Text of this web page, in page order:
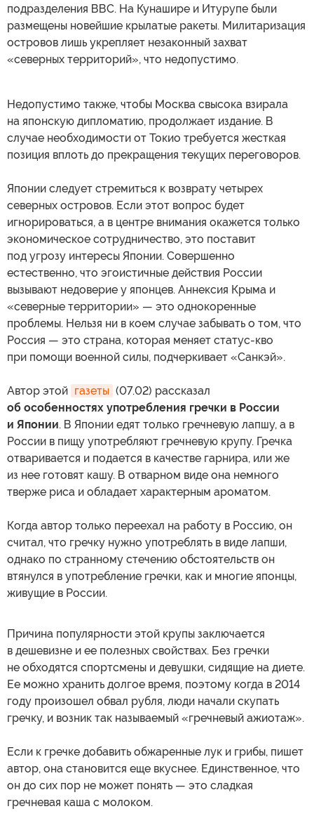
подразделения ВВС. На Кунашире и Итурупе были
размещены новейшие крылатые ракеты. Милитаризация
островов лишь укрепляет незаконный захват
«северных территорий», что недопустимо.
Недопустимо также, чтобы Москва свысока взирала
на японскую дипломатию, продолжает издание. В
случае необходимости от Токио требуется жесткая
позиция вплоть до прекращения текущих переговоров.
Японии следует стремиться к возврату четырех
северных островов. Если этот вопрос будет
игнорироваться, а в центре внимания окажется только
экономическое сотрудничество, это поставит
под угрозу интересы Японии. Совершенно
естественно, что эгоистичные действия России
вызывают недоверие у японцев. Аннексия Крыма и
«северные территории» — это однокоренные
проблемы. Нельзя ни в коем случае забывать о том, что
Россия — это страна, которая меняет статус-кво
при помощи военной силы, подчеркивает «Санкэй».
Автор этой газеты (07.02) рассказал
об особенностях употребления гречки в России
и Японии. В Японии едят только гречневую лапшу, а в
России в пищу употребляют гречневую крупу. Гречка
отваривается и подается в качестве гарнира, или же
из нее готовят кашу. В отварном виде она немного
тверже риса и обладает характерным ароматом.
Когда автор только переехал на работу в Россию, он
считал, что гречку нужно употреблять в виде лапши,
однако по странному стечению обстоятельств он
втянулся в употребление гречки, как и многие японцы,
живущие в России.
Причина популярности этой крупы заключается
в дешевизне и ее полезных свойствах. Без гречки
не обходятся спортсмены и девушки, сидящие на диете.
Ее можно хранить долгое время, поэтому когда в 2014
году произошел обвал рубля, люди начали скупать
гречку, и возник так называемый «гречневый ажиотаж».
Если к гречке добавить обжаренные лук и грибы, пишет
автор, она становится еще вкуснее. Единственное, что
он до сих пор не может понять — это сладкая
гречневая каша с молоком.